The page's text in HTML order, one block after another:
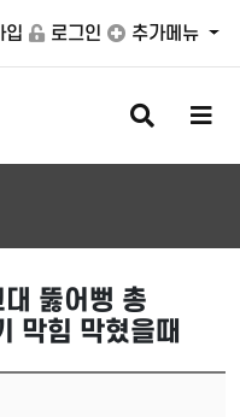
입 로그인 추가메뉴
검
색
버
메
버
뚫어뻥 총
막힘 막혔을때